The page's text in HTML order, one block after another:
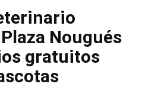
Nougués
gratuitos